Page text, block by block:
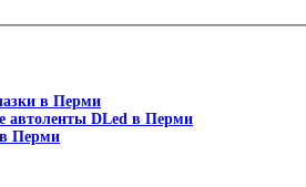
в Перми
автоленты DLed в Перми
Перми